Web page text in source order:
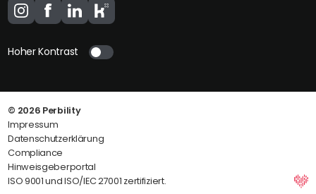
Hoher Kontrast
© 2026 Perbility
Impressum
Datenschutzerklärung
Compliance
Hinweisgeberportal
ISO 9001 und ISO/IEC 27001 zertifiziert.